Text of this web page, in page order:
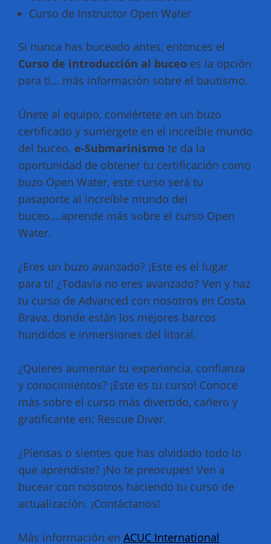
Curso de Instructor Open Water
Si nunca has buceado antes, entonces el
Curso de introducción al buceo es la opción
para ti… más información sobre el bautismo.
Únete al equipo, conviértete en un buzo
certificado y sumérgete en el increíble mundo
del buceo. e-Submarinismo te da la
oportunidad de obtener tu certificación como
buzo Open Water, este curso será tu
pasaporte al increíble mundo del
buceo….aprende más sobre el curso Open
Water.
¿Eres un buzo avanzado? ¡Este es el lugar
para ti! ¿Todavía no eres avanzado? Ven y haz
tu curso de Advanced con nosotros en Costa
Brava, donde están los mejores barcos
hundidos e inmersiones del litoral.
¿Quieres aumentar tu experiencia, confianza
y conocimientos? ¡Este es tu curso! Conoce
más sobre el curso más divertido, cañero y
gratificante en: Rescue Diver.
¿Piensas o sientes que has olvidado todo lo
que aprendiste? ¡No te preocupes! Ven a
bucear con nosotros haciendo tu curso de
actualización. ¡Contáctanos!
Más información en ACUC International